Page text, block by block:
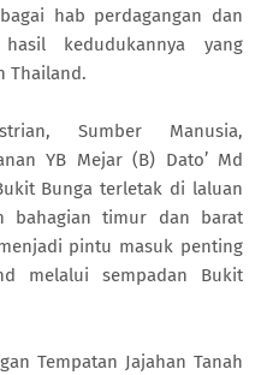
hab perdagangan dan
hasil kedudukannya yang
Thailand.
Sumber Manusia,
YB Mejar (B) Dato’ Md
Bunga terletak di laluan
bahagian timur dan barat
pintu masuk penting
melalui sempadan Bukit
Tempatan Jajahan Tanah